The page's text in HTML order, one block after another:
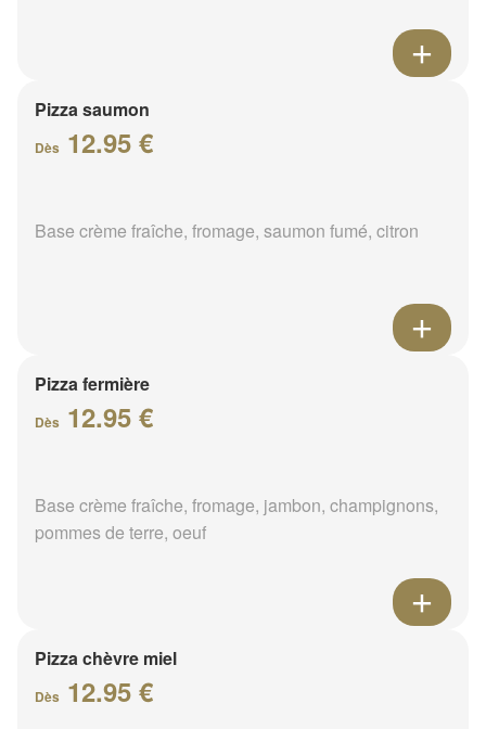
Pizza saumon
Dès 12.95 €
Base crème fraîche, fromage, saumon fumé, citron
Pizza fermière
Dès 12.95 €
Base crème fraîche, fromage, jambon, champignons,
pommes de terre, oeuf
Pizza chèvre miel
Dès 12.95 €